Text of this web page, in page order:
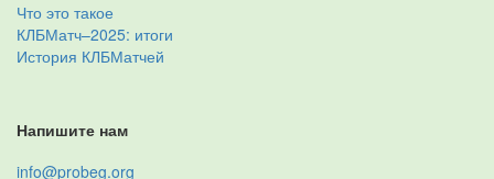
Что это такое
КЛБМатч–2025: итоги
История КЛБМатчей
Напишите нам
info@probeg.org